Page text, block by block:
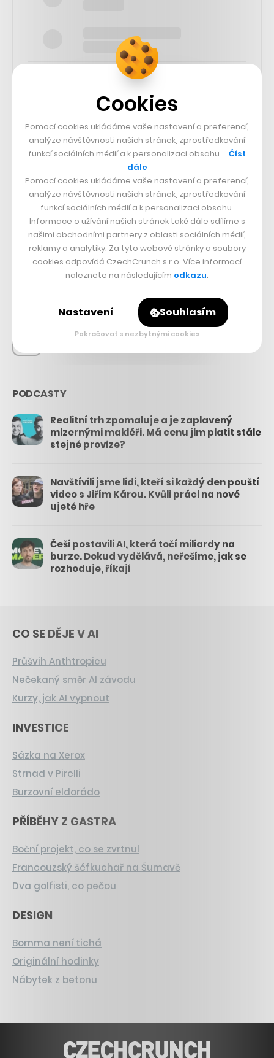
SLEDUJTE NÁS
73k
25k
65k
56.4k
PODCASTY
Realitní trh zpomaluje a je zaplavený
mizernými makléři. Má cenu jim platit stále
stejné provize?
Navštívili jsme lidi, kteří si každý den pouští
video s Jiřím Károu. Kvůli práci na nové
ujeté hře
Češi postavili AI, která točí miliardy na
burze. Dokud vydělává, neřešíme, jak se
rozhoduje, říkají
CO SE DĚJE V AI
Průšvih Anthtropicu
Nečekaný směr AI závodu
Kurzy, jak AI vypnout
INVESTICE
Sázka na Xerox
Strnad v Pirelli
Burzovní eldorádo
PŘÍBĚHY Z GASTRA
Boční projekt, co se zvrtnul
Francouzský šéfkuchař na Šumavě
Dva golfisti, co pečou
DESIGN
Bomma není tichá
Originální hodinky
Nábytek z betonu
Cookies
Pomocí cookies ukládáme vaše nastavení a preferencí,
analýze návštěvnosti našich stránek, zprostředkování
funkcí sociálních médií a k personalizaci obsahu … Číst
dále
Pomocí cookies ukládáme vaše nastavení a preferencí,
analýze návštěvnosti našich stránek, zprostředkování
funkcí sociálních médií a k personalizaci obsahu.
Informace o užívání našich stránek také dále sdílíme s
našimi obchodními partnery z oblasti sociálních médií,
reklamy a analytiky. Za tyto webové stránky a soubory
cookies odpovídá CzechCrunch s.r.o. Více informací
naleznete na následujícím odkazu.
Nastavení Souhlasím
Pokračovat s nezbytnými cookies